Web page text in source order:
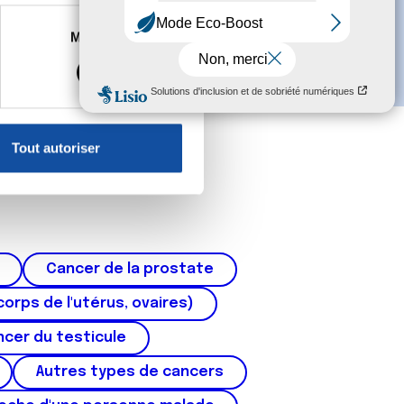
à plusieurs mètres près
reportez-vous à lasection «
sur les cookies.
informations que
Marketing
Tout autoriser
Cancer de la prostate
de l'utérus, ovaires)
du testicule
Autres types de cancers